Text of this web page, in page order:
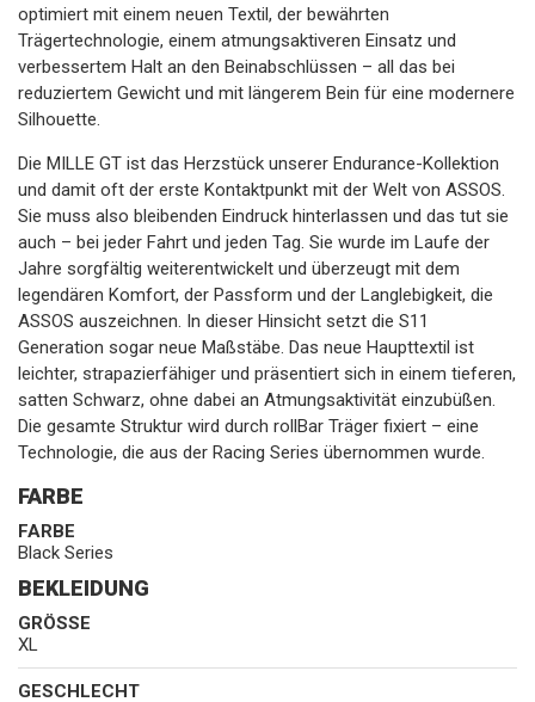
optimiert mit einem neuen Textil, der bewährten
Trägertechnologie, einem atmungsaktiveren Einsatz und
verbessertem Halt an den Beinabschlüssen – all das bei
reduziertem Gewicht und mit längerem Bein für eine modernere
Silhouette.
Die MILLE GT ist das Herzstück unserer Endurance-Kollektion
und damit oft der erste Kontaktpunkt mit der Welt von ASSOS.
Sie muss also bleibenden Eindruck hinterlassen und das tut sie
auch – bei jeder Fahrt und jeden Tag. Sie wurde im Laufe der
Jahre sorgfältig weiterentwickelt und überzeugt mit dem
legendären Komfort, der Passform und der Langlebigkeit, die
ASSOS auszeichnen. In dieser Hinsicht setzt die S11
Generation sogar neue Maßstäbe. Das neue Haupttextil ist
leichter, strapazierfähiger und präsentiert sich in einem tieferen,
satten Schwarz, ohne dabei an Atmungsaktivität einzubüßen.
Die gesamte Struktur wird durch rollBar Träger fixiert – eine
Technologie, die aus der Racing Series übernommen wurde.
FARBE
FARBE
Black Series
BEKLEIDUNG
GRÖSSE
XL
GESCHLECHT